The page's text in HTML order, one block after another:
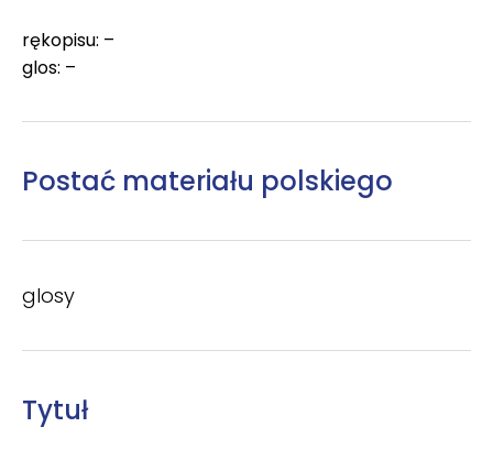
rękopisu: –
glos: –
Postać materiału polskiego
glosy
Tytuł